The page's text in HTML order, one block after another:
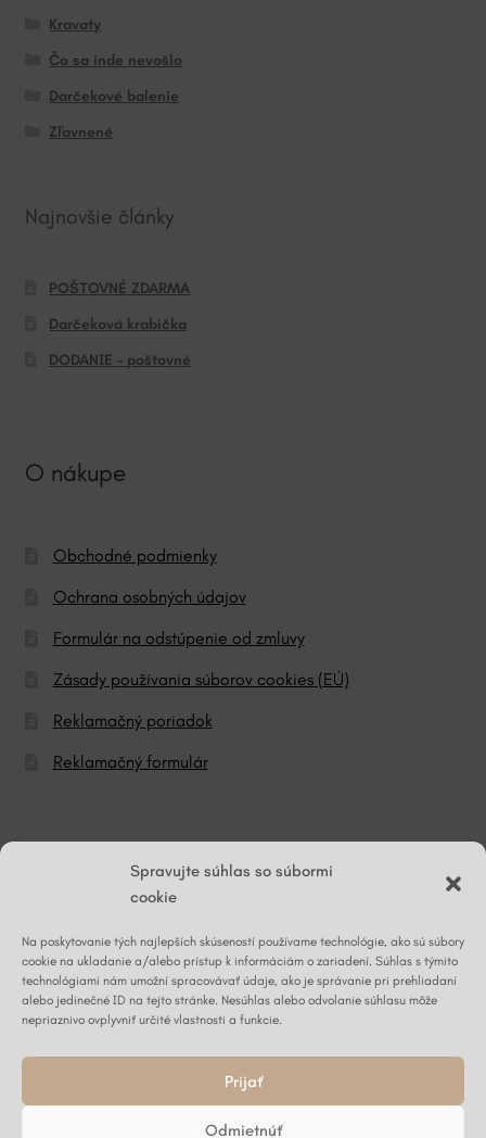
Spravujte súhlas so súbormi
cookie
Na poskytovanie tých najlepších skúseností používame technológie, ako sú súbory
cookie na ukladanie a/alebo prístup k informáciám o zariadení. Súhlas s týmito
technológiami nám umožní spracovávať údaje, ako je správanie pri prehliadaní
alebo jedinečné ID na tejto stránke. Nesúhlas alebo odvolanie súhlasu môže
nepriaznivo ovplyvniť určité vlastnosti a funkcie.
Prijať
Odmietnúť
Kravaty
Čo sa inde nevošlo
Darčekové balenie
Zľavnené
Najnovšie články
POŠTOVNÉ ZDARMA
Darčeková krabička
DODANIE – poštovné
O nákupe
Obchodné podmienky
Ochrana osobných údajov
Formulár na odstúpenie od zmluvy
Zásady používania súborov cookies (EÚ)
Reklamačný poriadok
Reklamačný formulár
Napíšte nám